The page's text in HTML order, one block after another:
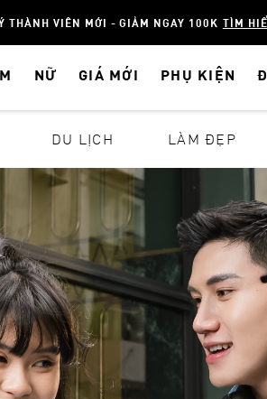
THÀNH VIÊN MỚI - GIẢM NGAY 100K TÌM
NỮ GIÁ MỚI PHỤ KIỆN
DU LỊCH LÀM ĐẸP